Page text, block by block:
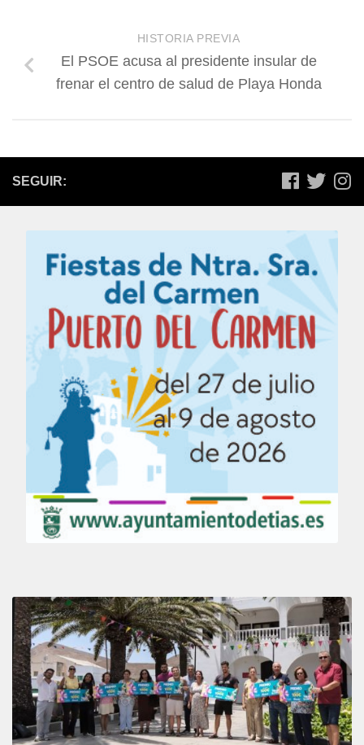
HISTORIA PREVIA
El PSOE acusa al presidente insular de
frenar el centro de salud de Playa Honda
SEGUIR: